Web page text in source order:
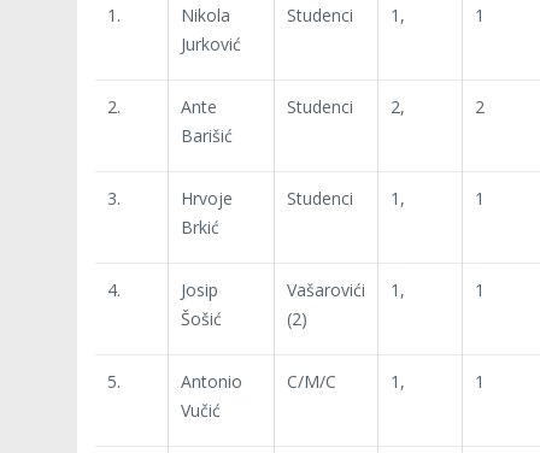
1.
Nikola
Jurković
Studenci 1, 1
2.
Ante
Barišić
Studenci 2, 2
3.
Hrvoje
Brkić
Studenci 1, 1
4.
Josip
Šošić
Vašarovići
(2)
1, 1
5.
Antonio
Vučić
C/M/C 1, 1